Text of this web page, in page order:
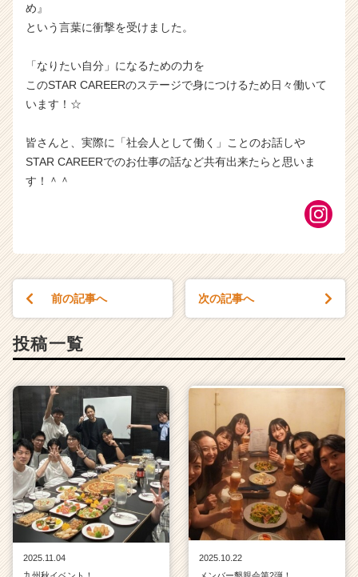
め』
という言葉に衝撃を受けました。
「なりたい自分」になるための力を
このSTAR CAREERのステージで身につけるため日々働いて
います！☆
皆さんと、実際に「社会人として働く」ことのお話しや
STAR CAREERでのお仕事の話など共有出来たらと思いま
す！＾＾
前の記事へ 次の記事へ
投稿一覧
2025.11.04
2025.10.22